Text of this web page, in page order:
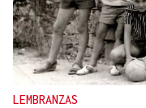
PLANIFICAR CON
Las compañías de
adelantar los
saturaciones el día
LEMBRANZAS